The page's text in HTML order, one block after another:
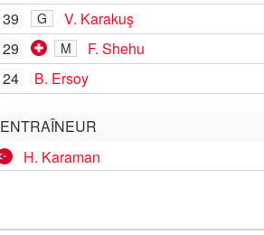
39
G
V. Karakuş
29
M
F. Shehu
24
B. Ersoy
ENTRAÎNEUR
H. Karaman